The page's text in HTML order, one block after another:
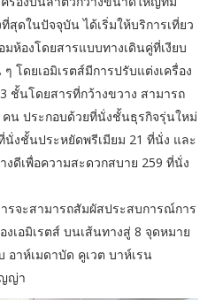
สุดในปัจจุบัน ได้เริ่มให้บริการเที่ยว
องโดยสารแบบทางเดินคู่ที่เงียบ
โดยเอมิเรตส์มีการปรับแต่งเครื่อง
ชั้นโดยสารที่กว้างขวาง สามารถ
คน ประกอบด้วยที่นั่งชั้นธุรกิจรุ่นใหม่
งชั้นประหยัดพรีเมียม 21 ที่นั่ง และ
ดีเพื่อความสะดวกสบาย 259 ที่นั่ง
รจะสามารถสัมผัสประสบการณ์การ
เอมิเรตส์ บนเส้นทางสู่ 8 จุดหมาย
อาห์เมดาบัด คูเวต บาห์เรน
ญ่า